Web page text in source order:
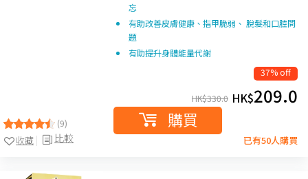
(9)
比較
收藏
忘
有助改善皮膚健康、指甲脆弱、 脫髮和口腔問
題
有助提升身體能量代謝
37% off
HK$330.0 HK$209.0
購買
已有50人購買